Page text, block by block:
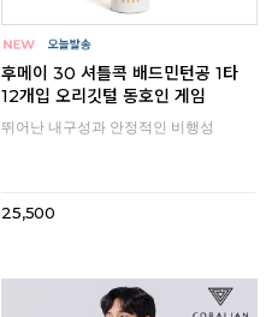
후메이 30 셔틀콕 배드민턴공 1타
12개입 오리깃털 동호인 게임
뛰어난 내구성과 안정적인 비행성
25,500